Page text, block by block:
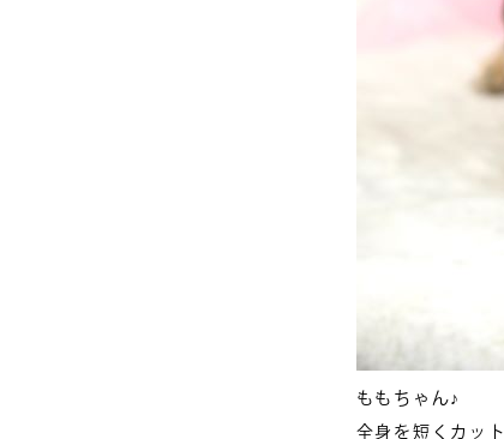
ももちゃん♪
全身を短くカット